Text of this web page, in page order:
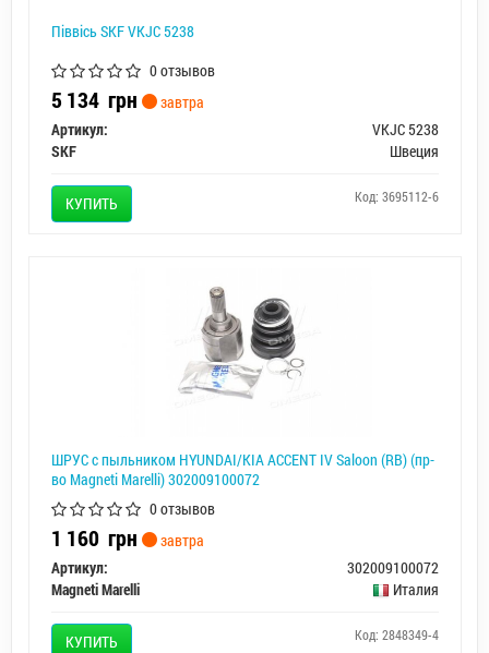
Піввісь SKF VKJC 5238
0 отзывов
5 134 грн
завтра
Артикул:
VKJC 5238
SKF
Швеция
КУПИТЬ Код: 3695112-6
ШРУС с пыльником HYUNDAI/KIA ACCENT IV Saloon (RB) (пр-
во Magneti Marelli) 302009100072
0 отзывов
1 160 грн
завтра
Артикул:
302009100072
Magneti Marelli
Италия
КУПИТЬ Код: 2848349-4